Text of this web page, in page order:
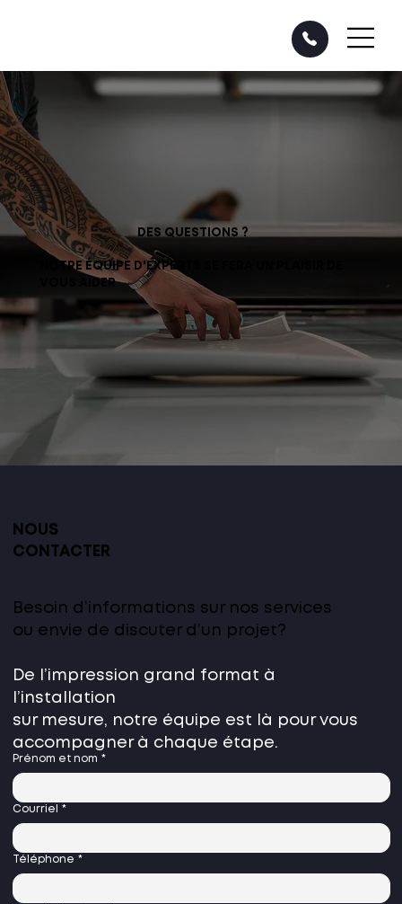
DES QUESTIONS ?
NOTRE ÉQUIPE D'EXPERTS SE FERA UN PLAISIR DE
VOUS AIDER
Prénom et nom *
Courriel *
Téléphone *
NOUS
CONTACTER
Besoin d’informations sur nos services
ou envie de discuter d’un projet?
De l’impression grand format à
l’installation
sur mesure, notre équipe est là pour vous
accompagner à chaque étape.